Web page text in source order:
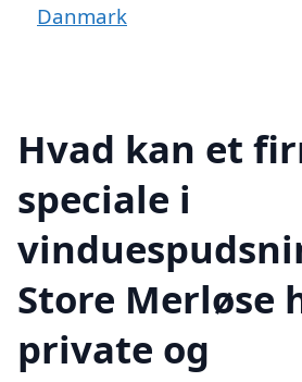
Danmark
Hvad kan et
speciale i
Store Merløse
private og